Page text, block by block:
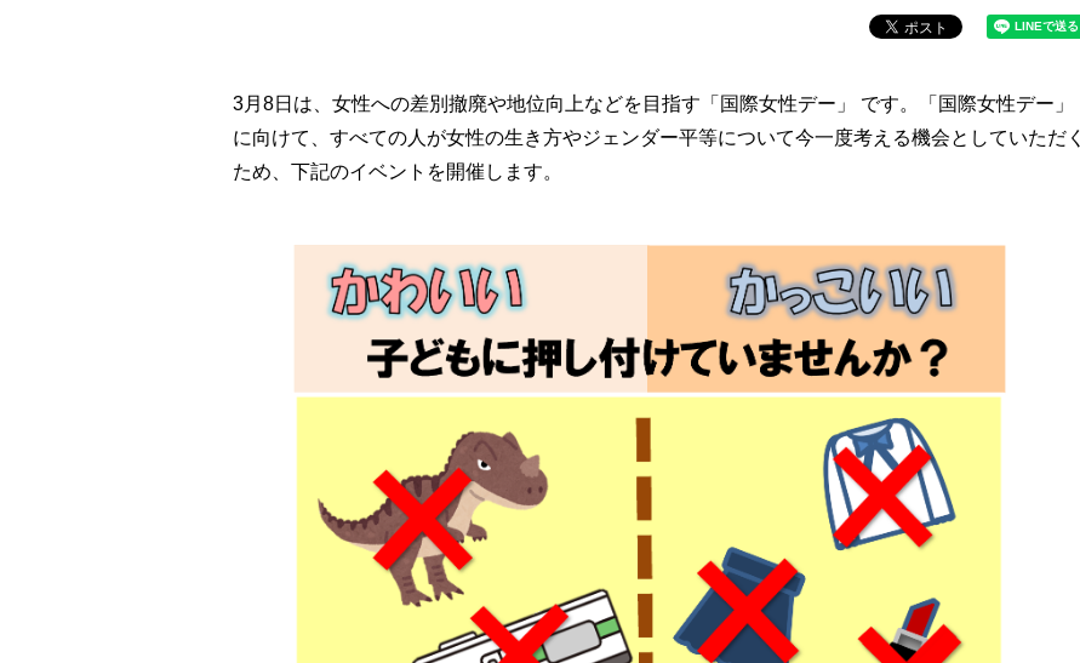
3月8日は、女性への差別撤廃や地位向上などを目指す「国際女性デー」 です。「国際女性デー」
に向けて、すべての人が女性の生き方やジェンダー平等について今一度考える機会としていただく
ため、下記のイベントを開催します。